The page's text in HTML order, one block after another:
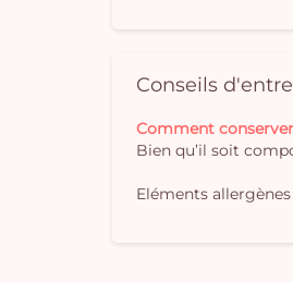
Conseils
Comment
Bien qu’il soit
Eléments